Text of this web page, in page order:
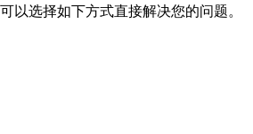
以选择如下方式直接解决您的问题。